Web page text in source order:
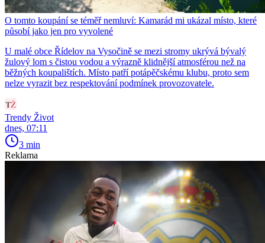
O tomto koupání se téměř nemluví: Kamarád mi ukázal místo, které
působí jako jen pro vyvolené
U malé obce Řídelov na Vysočině se mezi stromy ukrývá bývalý
žulový lom s čistou vodou a výrazně klidnější atmosférou než na
běžných koupalištích. Místo patří potápěčskému klubu, proto sem
nelze vyrazit bez respektování podmínek provozovatele.
Trendy Život
dnes, 07:11
3 min
Reklama